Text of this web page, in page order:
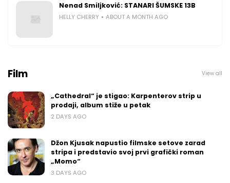
Nenad Smiljković: STANARI ŠUMSKE 13B
HELLY CHERRY ABOUT A MONTH AGO
Film View all
„Cathedral“ je stigao: Karpenterov strip u
prodaji, album stiže u petak
2 DAYS AGO
Džon Kjusak napustio filmske setove zarad
stripa i predstavio svoj prvi grafički roman
„Momo“
3 DAYS AGO